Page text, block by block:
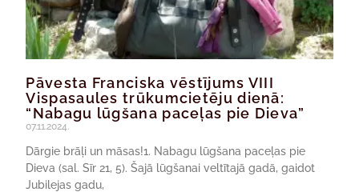
Pāvesta Franciska vēstījums VIII
Vispasaules trūkumcietēju dienā:
“Nabagu lūgšana paceļas pie Dieva”
07.11.2024.
Dārgie brāļi un māsas!1. Nabagu lūgšana paceļas pie
Dieva (sal. Sīr 21, 5). Šajā lūgšanai veltītajā gadā, gaidot
Jubilejas gadu,